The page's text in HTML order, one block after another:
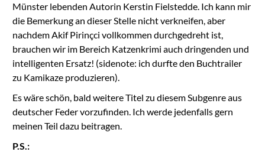
Münster lebenden Autorin Kerstin Fielstedde. Ich kann mir
die Bemerkung an dieser Stelle nicht verkneifen, aber
nachdem Akif Pirinçci vollkommen durchgedreht ist,
brauchen wir im Bereich Katzenkrimi auch dringenden und
intelligenten Ersatz! (sidenote: ich durfte den Buchtrailer
zu Kamikaze produzieren).
Es wäre schön, bald weitere Titel zu diesem Subgenre aus
deutscher Feder vorzufinden. Ich werde jedenfalls gern
meinen Teil dazu beitragen.
P.S.: